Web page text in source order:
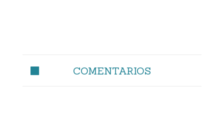
COMENTARIOS